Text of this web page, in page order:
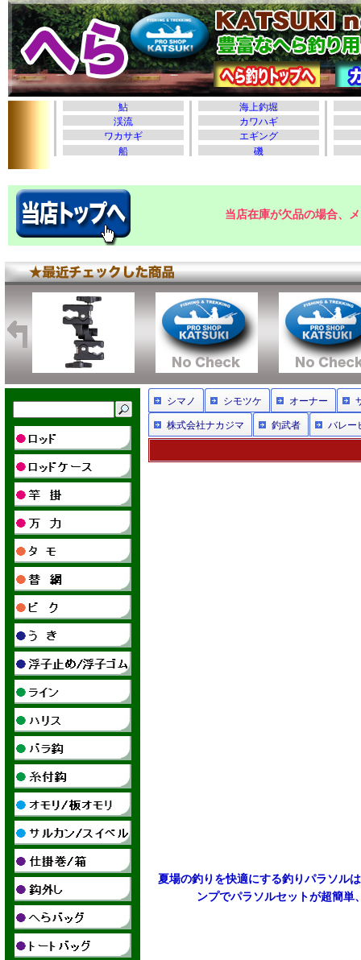
当店在庫が欠品の場合、
シマノ シモツケ オーナー
株式会社ナカジマ 釣武者 バレー
夏場の釣りを快適にする釣りパラソル
ンプでパラソルセットが超簡